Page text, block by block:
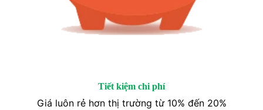
Tiết kiệm chi phí
Giá luôn rẻ hơn thị trường từ 10% đến 20%